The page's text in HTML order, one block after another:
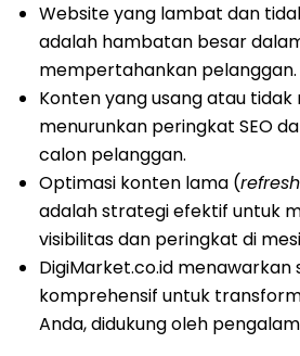
Website yang lambat dan
adalah hambatan besar
mempertahankan pelanggan.
Konten yang usang atau
menurunkan peringkat SEO
calon pelanggan.
Optimasi konten lama (
adalah strategi efektif untuk
visibilitas dan peringkat di
DigiMarket.co.id menawarkan
komprehensif untuk
Anda, didukung oleh